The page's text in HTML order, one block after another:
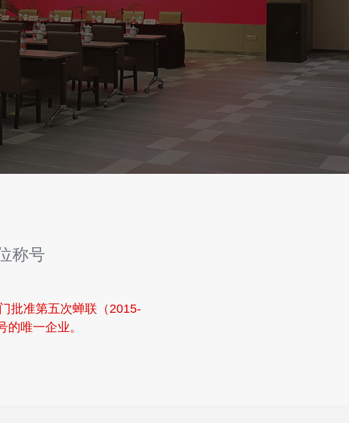
称号
批准第五次蝉联（2015-
唯一企业。